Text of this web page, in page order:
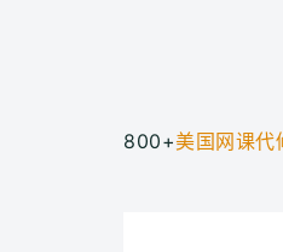
800+美国网课代